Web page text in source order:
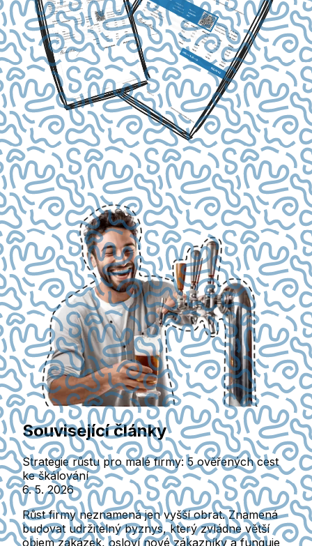
Související články
Strategie růstu pro malé firmy: 5 ověřených cest
ke škálování
6. 5. 2026
Růst firmy neznamená jen vyšší obrat. Znamená
budovat udržitelný byznys, který zvládne větší
objem zakázek, osloví nové zákazníky a funguje